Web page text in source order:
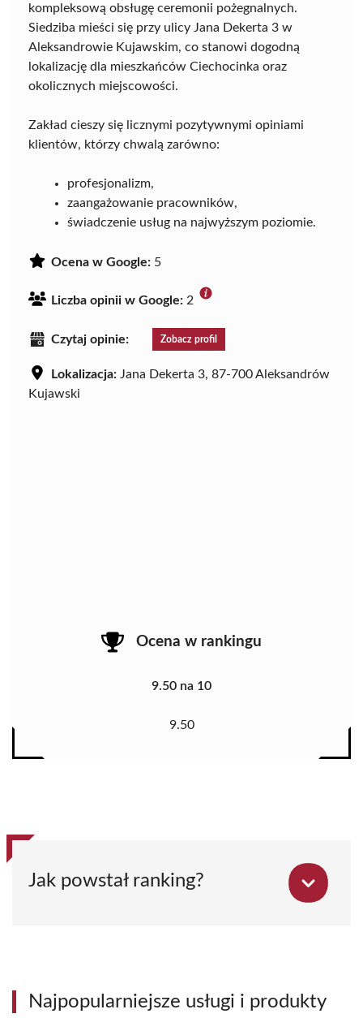
kompleksową obsługę ceremonii pożegnalnych.
Siedziba mieści się przy ulicy Jana Dekerta 3 w
Aleksandrowie Kujawskim, co stanowi dogodną
lokalizację dla mieszkańców Ciechocinka oraz
okolicznych miejscowości.
Zakład cieszy się licznymi pozytywnymi opiniami
klientów, którzy chwalą zarówno:
profesjonalizm,
zaangażowanie pracowników,
świadczenie usług na najwyższym poziomie.
Ocena w Google: 5
Liczba opinii w Google: 2
Czytaj opinie: Zobacz profil
Lokalizacja: Jana Dekerta 3, 87-700 Aleksandrów
Kujawski
Ocena w rankingu
9.50 na 10
9.50
Jak powstał ranking?
Najpopularniejsze usługi i produkty